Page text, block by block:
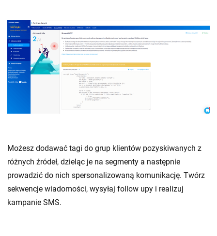
Możesz dodawać tagi do grup klientów pozyskiwanych z
różnych źródeł, dzieląc je na segmenty a następnie
prowadzić do nich spersonalizowaną komunikację. Twórz
sekwencje wiadomości, wysyłaj follow upy i realizuj
kampanie SMS.